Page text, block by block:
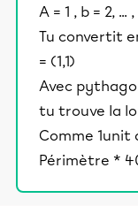
A = 1 , b = 2, ...
Tu convertit
= (1,1)
Avec
tu trouve la
Comme 1unit
Périmètre *